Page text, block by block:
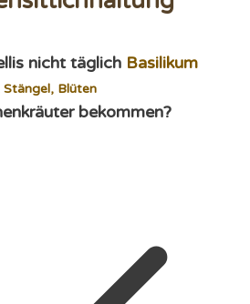
nicht täglich Basilikum
Blüten
bekommen?